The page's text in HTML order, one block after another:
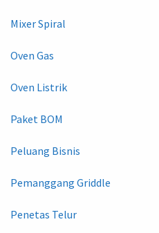
Mixer Spiral
Oven Gas
Oven Listrik
Paket BOM
Peluang Bisnis
Pemanggang Griddle
Penetas Telur